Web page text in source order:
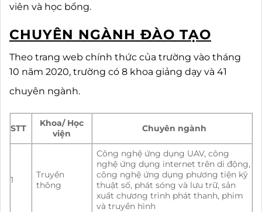
viên và học bổng.
CHUYÊN NGÀNH ĐÀO TẠO
Theo trang web chính thức của trường vào tháng
10 năm 2020, trường có 8 khoa giảng dạy và 41
chuyên ngành.
STT
Khoa/ Học
viện
Chuyên ngành
1
Truyền
thông
Công nghệ ứng dụng UAV, công
nghệ ứng dụng internet trên di động,
công nghệ ứng dụng phương tiện kỹ
thuật số, phát sóng và lưu trữ, sản
xuất chương trình phát thanh, phim
và truyền hình